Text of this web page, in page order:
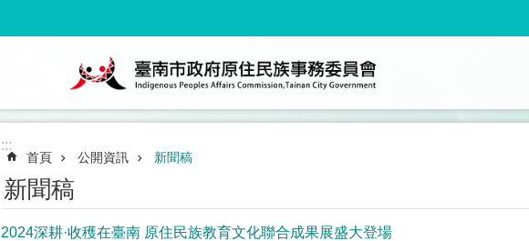
:::
首頁 公開資訊 新聞稿
新聞稿
2024深耕·收穫在臺南 原住民族教育文化聯合成果展盛大登場